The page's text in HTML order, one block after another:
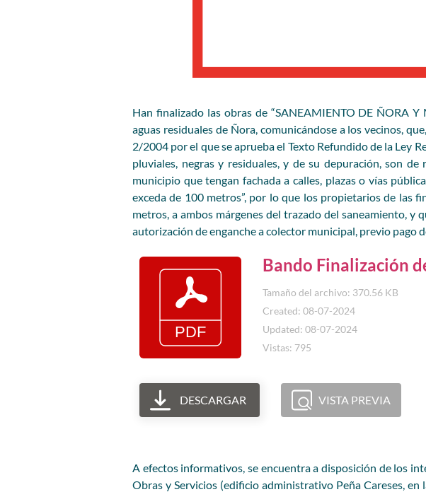
Han finalizado las obras de “SANEAMIENTO DE ÑORA
aguas residuales de Ñora, comunicándose a los vecinos,
2/2004 por el que se aprueba el Texto Refundido de la Ley
pluviales, negras y residuales, y de su depuración, son
municipio que tengan fachada a calles, plazas o vías
exceda de 100 metros”, por lo que los propietarios de las
metros, a ambos márgenes del trazado del saneamiento,
autorización de enganche a colector municipal, previo pago
Bando Finalización
Tamaño del archivo: 370.56 KB
Created: 08-07-2024
Updated: 08-07-2024
Vistas: 795
DESCARGAR VISTA PREVIA
A efectos informativos, se encuentra a disposición de los
Obras y Servicios (edificio administrativo Peña Careses,